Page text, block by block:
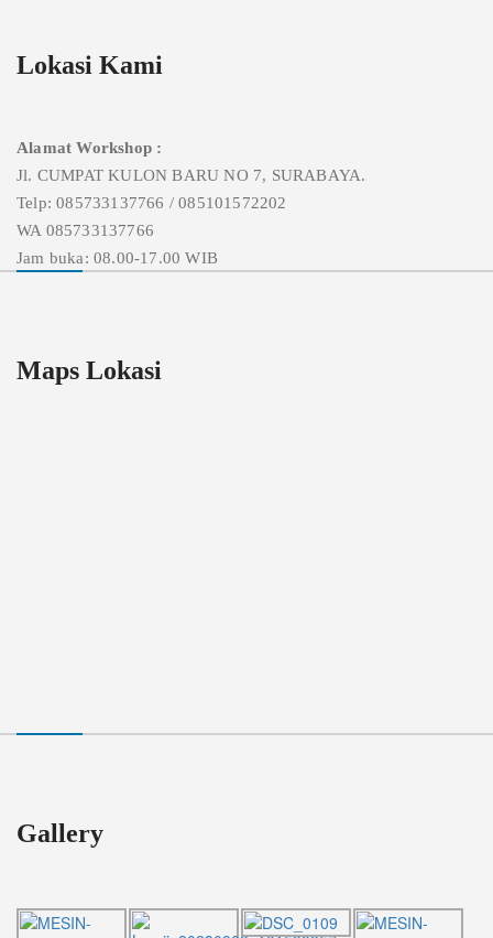
Lokasi Kami
Alamat Workshop :
Jl. CUMPAT KULON BARU NO 7, SURABAYA.
Telp: 085733137766 / 085101572202
WA 085733137766
Jam buka: 08.00-17.00 WIB
Maps Lokasi
Gallery